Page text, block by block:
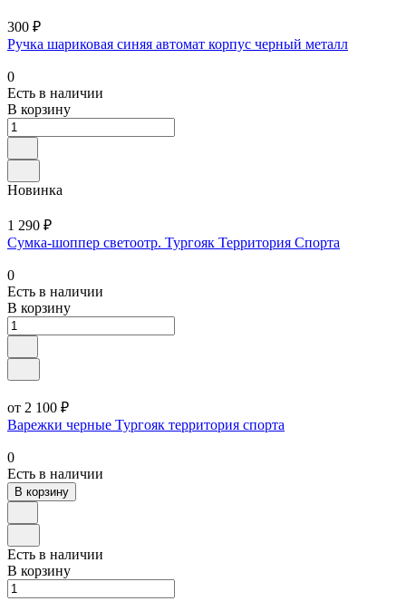
300 ₽
Ручка шариковая синяя автомат корпус черный металл
0
Есть в наличии
В корзину
Новинка
1 290 ₽
Сумка-шоппер светоотр. Тургояк Территория Спорта
0
Есть в наличии
В корзину
от 2 100 ₽
Варежки черные Тургояк территория спорта
0
Есть в наличии
В корзину
Есть в наличии
В корзину